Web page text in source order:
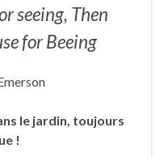
seeing, Then
for Beeing
le jardin, toujours
!